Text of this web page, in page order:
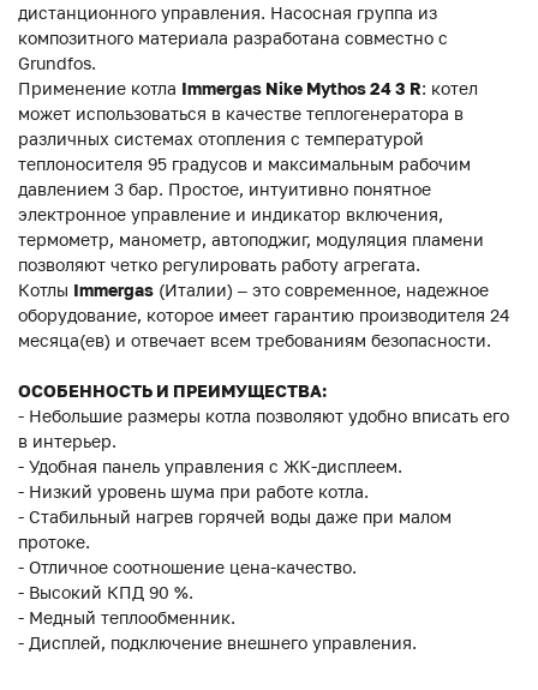
дистанционного управления. Насосная группа из
композитного материала разработана совместно с
Grundfos.
Применение котла Immergas Nike Mythos 24 3 R: котел
может использоваться в качестве теплогенератора в
различных системах отопления с температурой
теплоносителя 95 градусов и максимальным рабочим
давлением 3 бар. Простое, интуитивно понятное
электронное управление и индикатор включения,
термометр, манометр, автоподжиг, модуляция пламени
позволяют четко регулировать работу агрегата.
Котлы Immergas (Италии) – это современное, надежное
оборудование, которое имеет гарантию производителя 24
месяца(ев) и отвечает всем требованиям безопасности.
ОСОБЕННОСТЬ И ПРЕИМУЩЕСТВА:
- Небольшие размеры котла позволяют удобно вписать его
в интерьер.
- Удобная панель управления с ЖК-дисплеем.
- Низкий уровень шума при работе котла.
- Стабильный нагрев горячей воды даже при малом
протоке.
- Отличное соотношение цена-качество.
- Высокий КПД 90 %.
- Медный теплообменник.
- Дисплей, подключение внешнего управления.